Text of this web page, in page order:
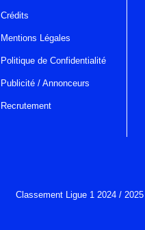
Crédits
Mentions Légales
Politique de Confidentialité
Publicité / Annonceurs
Recrutement
Classement Ligue 1 2024 / 2025